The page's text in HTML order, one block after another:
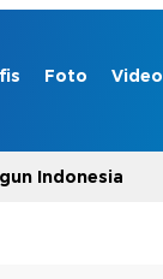
Foto Video
Indonesia